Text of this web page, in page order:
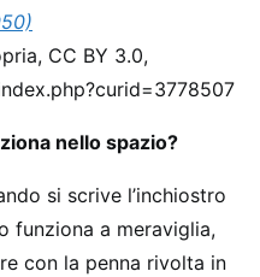
CC BY 3.0,
nello spazio?
si scrive l’inchiostro
funziona a meraviglia,
con la penna rivolta in